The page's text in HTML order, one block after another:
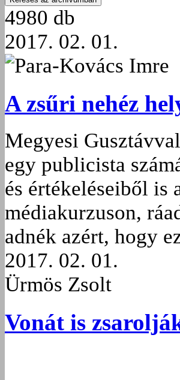
4980 db
2017. 02. 01.
Para-Kovács Imre
A zsűri nehéz
Megyesi
egy publicista
és értékeléseiből
médiakurzuson,
adnék azért, hogy
2017. 02. 01.
Ürmös Zsolt
Vonát is